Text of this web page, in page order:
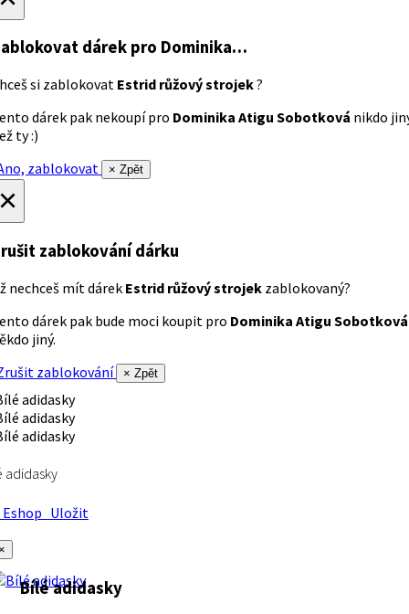
dárek pro Dominika…
si zablokovat Estrid růžový strojek?
dárek pak nekoupí pro Dominika Atigu Sobotková nikdo
ty :)
zablokovat
× Zpět
zablokování dárku
nechceš mít dárek Estrid růžový strojek zablokovaný?
dárek pak bude moci koupit pro Dominika Atigu Sobotková
jiný.
zablokování
× Zpět
adidasky
Uložit
Bílé adidasky